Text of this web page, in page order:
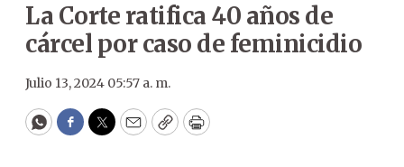
La Corte ratifica 40 años de
cárcel por caso de feminicidio
Julio 13, 2024 05:57 a. m.
WhatsApp
Facebook
Twitter
EmailCopyPrint